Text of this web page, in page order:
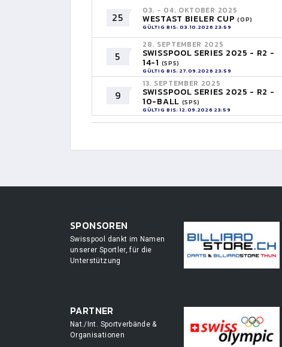
25
03. - 04. OKTOBER 2025
WESTAST BIELER CUP(OP)
GÜLTIG BIS: 03.10.2026 23:59
5
28. SEPTEMBER 2025
SWISSPOOL SERIES 2025 - R2 -
14-1 (SPS)
GÜLTIG BIS: 27.09.2026 23:59
9
13. SEPTEMBER 2025
SWISSPOOL SERIES 2025 - R2 -
10-BALL (SPS)
GÜLTIG BIS: 12.09.2026 23:59
SPONSOREN
Swisspool dankt im Namen
unserer Sportler, für die
Unterstützung
PARTNER
Nat./Int. Sportverbände &
Organisationen